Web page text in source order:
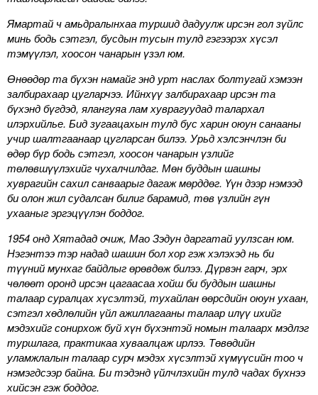
Ямартай ч амьдралынхаа туршид дадуулж ирсэн гол зүйлс
минь бодь сэтгэл, бусдын тусын тулд гэгээрэх хүсэл
тэмүүлэл, хоосон чанарын үзэл юм.
Өнөөдөр та бүхэн намайг энд урт наслах болтугай хэмээн
залбирахаар цугларчээ. Ийнхүү залбирахаар ирсэн та
бүхэнд бүгдэд, ялангуяа лам хуврагуудад талархал
илэрхийлье. Бид зугаацахын тулд бус харин оюун санааны
учир шалтгаанаар цугларсан билээ. Урьд хэлсэнчлэн би
өдөр бүр бодь сэтгэл, хоосон чанарын үзлийг
төлөвшүүлэхийг чухалчилдаг. Мөн буддын шашны
хуврагийн сахил санваарыг дагаж мөрддөг. Үүн дээр нэмээд
би олон жил судалсан билиг барамид, төв үзлийн гүн
ухааныг эргэцүүлэн боддог.
1954 онд Хятадад очиж, Мао Зэдун даргатай уулзсан юм.
Нэгэнтээ тэр надад шашин бол хор гэж хэлэхэд нь би
түүний мунхаг байдлыг өрөвдөж билээ. Дүрвэн гарч, эрх
чөлөөт оронд ирсэн цагаасаа хойш би буддын шашны
талаар суралцах хүсэлтэй, тухайлан өөрсдийн оюун ухаан,
сэтгэл хөдлөлийн үйл ажиллагааны талаар илүү ихийг
мэдэхийг сонирхож буй хүн бүхэнтэй номын талаарх мэдлэг
туршлага, практикаа хуваалцаж ирлээ. Төвөдийн
уламжлалын талаар сурч мэдэх хүсэлтэй хүмүүсийн тоо ч
нэмэгдсээр байна. Би тэдэнд үйлчлэхийн тулд чадах бүхнээ
хийсэн гэж боддог.